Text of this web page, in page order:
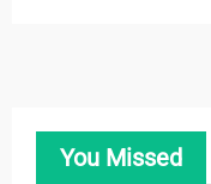
You Missed